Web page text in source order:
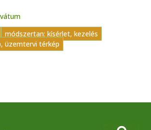
módszertan: kísérlet, kezelés
üzemtervi térkép